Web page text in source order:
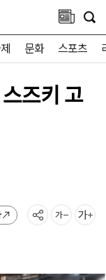
문화 스포츠
즈키 고